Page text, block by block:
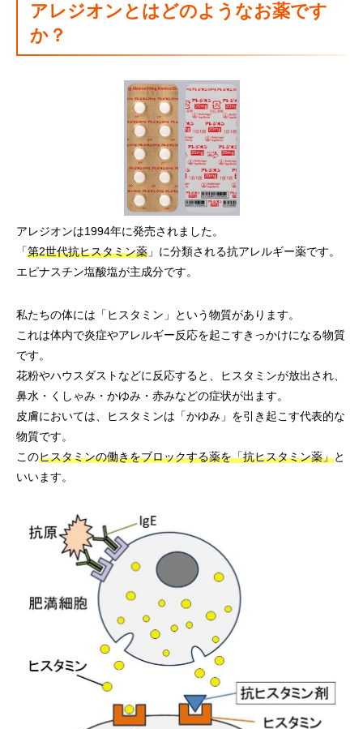
アレジオンとはどのようなお薬です
か？
アレジオンは1994年に発売されました。
「第2世代抗ヒスタミン薬 」に分類される抗アレルギー薬です。
エピナスチン塩酸塩が主成分です。
私たちの体には「ヒスタミン」という物質があります。
これは体内で炎症やアレルギー反応を起こすきっかけになる物質
です。
花粉やハウスダストなどに反応すると、ヒスタミンが放出され、
鼻水・くしゃみ・かゆみ・赤みなどの症状が出ます。
皮膚においては、ヒスタミンは「かゆみ」を引き起こす代表的な
物質です。
このヒスタミンの働きをブロックする薬を「抗ヒスタミン薬」と
いいます。